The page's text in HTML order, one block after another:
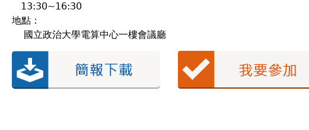
13:30~16:30
地點：
國立政治大學電算中心一樓會議廳